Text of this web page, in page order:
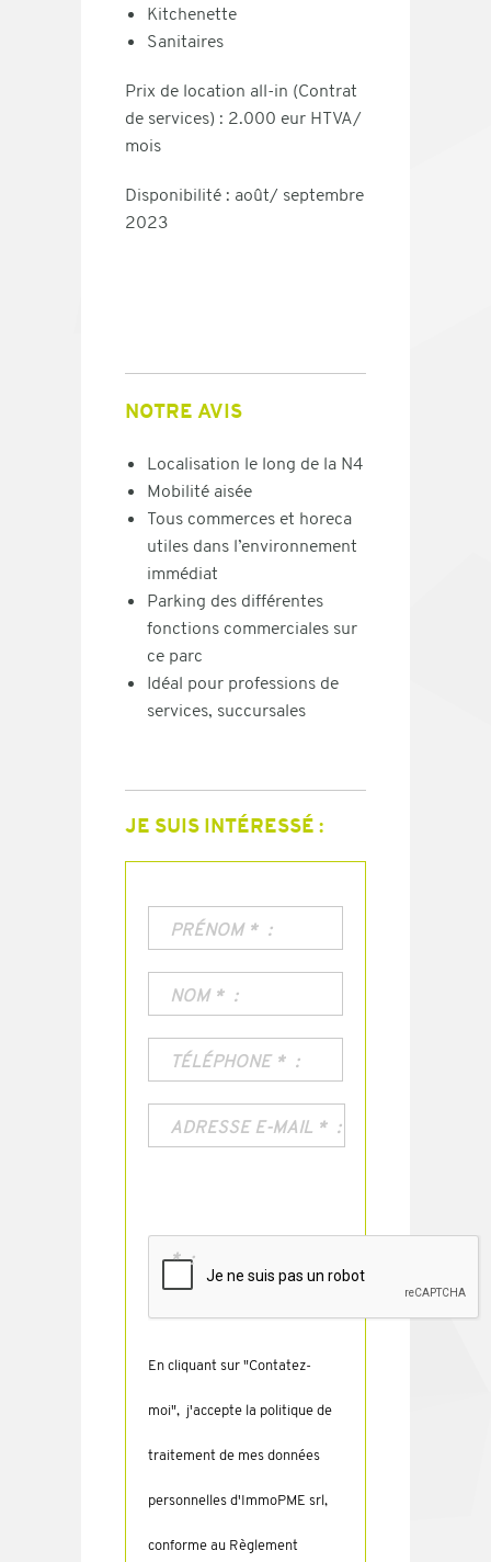
Kitchenette
Sanitaires
Prix de location all-in (Contrat
de services) : 2.000 eur HTVA/
mois
Disponibilité : août/ septembre
2023
NOTRE AVIS
Localisation le long de la N4
Mobilité aisée
Tous commerces et horeca
utiles dans l’environnement
immédiat
Parking des différentes
fonctions commerciales sur
ce parc
Idéal pour professions de
services, succursales
JE SUIS INTÉRESSÉ :
PRÉNOM *
NOM *
TÉLÉPHONE *
ADRESSE E-MAIL *
*
En cliquant sur "Contatez-
moi", j'accepte la politique de
traitement de mes données
personnelles d'ImmoPME srl,
conforme au Règlement